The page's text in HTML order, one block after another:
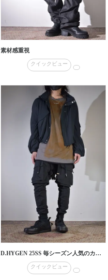
素材感重視
クイックビュー
D.HYGEN 25SS 毎シーズン人気のカーゴジョグパンツが入荷しております
クイックビュー